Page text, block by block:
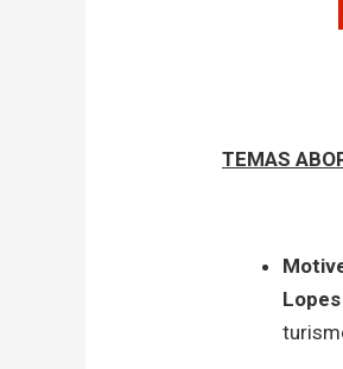
TEMAS
Lopes